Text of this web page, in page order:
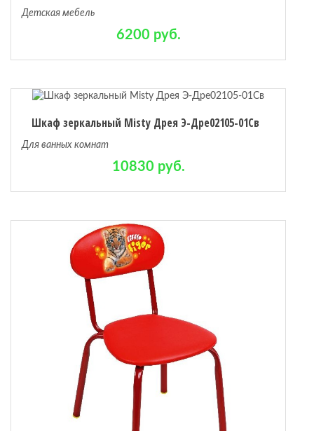
Детская мебель
6200 руб.
Шкаф зеркальный Misty Дрея Э-Дре02105-01Св
Для ванных комнат
10830 руб.